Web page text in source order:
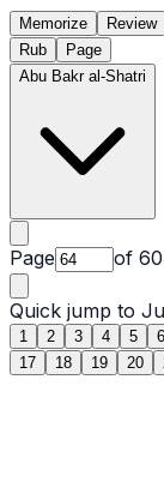
Memorize
Review
Rub
Page
Abu Bakr al-Shatri
Page of
Quick jump to
1 2 3 4 5 6
17
18 19 20